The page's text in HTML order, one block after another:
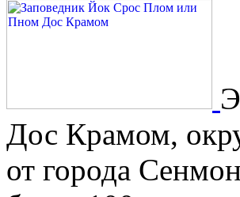
Дос Крамом,
от города